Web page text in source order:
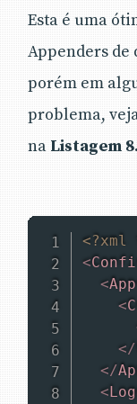
Esta é uma
Appenders de
porém em
problema,
na Listagem 8.
<?xml
<
<
<
</
</
<